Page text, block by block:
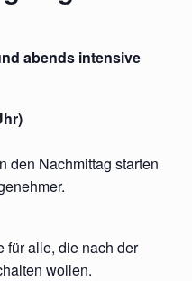
abends intensive
den Nachmittag starten
für alle, die nach der
wollen.